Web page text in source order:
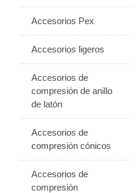
Accesorios Pex
Accesorios ligeros
Accesorios de
compresión de anillo
de latón
Accesorios de
compresión cónicos
Accesorios de
compresión